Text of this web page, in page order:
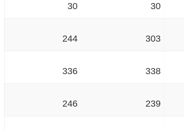
30
30
303
244
338
336
239
246